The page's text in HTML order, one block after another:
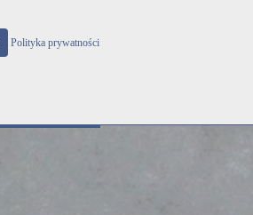
Polityka prywatności